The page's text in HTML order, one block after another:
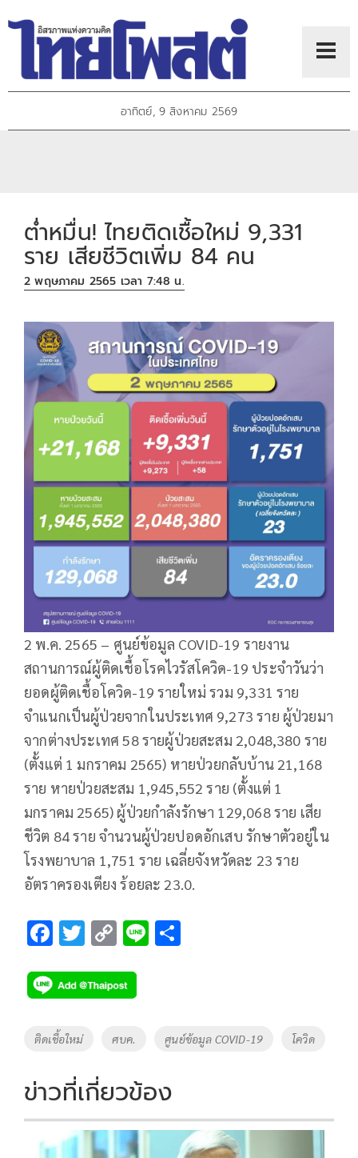
อาทิตย์, 9 สิงหาคม 2569
ต่ำหมื่น! ไทยติดเชื้อใหม่ 9,331
ราย เสียชีวิตเพิ่ม 84 คน
2 พฤษภาคม 2565 เวลา 7:48 น.
2 พ.ค. 2565 – ศูนย์ข้อมูล COVID-19 รายงาน
สถานการณ์ผู้ติดเชื้อโรคไวรัสโควิด-19 ประจำวันว่า
ยอดผู้ติดเชื้อโควิด-19 รายใหม่ รวม 9,331 ราย
จำแนกเป็นผู้ป่วยจากในประเทศ 9,273 ราย ผู้ป่วยมา
จากต่างประเทศ 58 รายผู้ป่วยสะสม 2,048,380 ราย
(ตั้งแต่ 1 มกราคม 2565) หายป่วยกลับบ้าน 21,168
ราย หายป่วยสะสม 1,945,552 ราย (ตั้งแต่ 1
มกราคม 2565) ผู้ป่วยกำลังรักษา 129,068 ราย เสีย
ชีวิต 84 ราย จำนวนผู้ป่วยปอดอักเสบ รักษาตัวอยู่ใน
โรงพยาบาล 1,751 ราย เฉลี่ยจังหวัดละ 23 ราย
อัตราครองเตียง ร้อยละ 23.0.
F
e
b
o
k
T
tt
er
C
p
y
Li
k
Li
Tags
ติดเชื้อใหม่ ศบค. ศูนย์ข้อมูล COVID-19 โควิด
ข่าวที่เกี่ยวข้อง